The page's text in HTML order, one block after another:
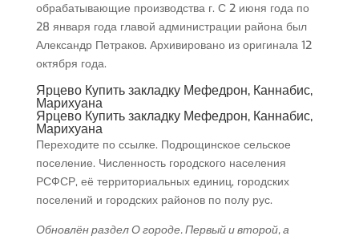
обрабатывающие производства г. С 2 июня года по
28 января года главой администрации района был
Александр Петраков. Архивировано из оригинала 12
октября года.
Ярцево Купить закладку Мефедрон, Каннабис,
Марихуана
Ярцево Купить закладку Мефедрон, Каннабис,
Марихуана
Переходите по ссылке. Подрощинское сельское
поселение. Численность городского населения
РСФСР, её территориальных единиц, городских
поселений и городских районов по полу рус.
Обновлён раздел О городе. Первый и второй, а